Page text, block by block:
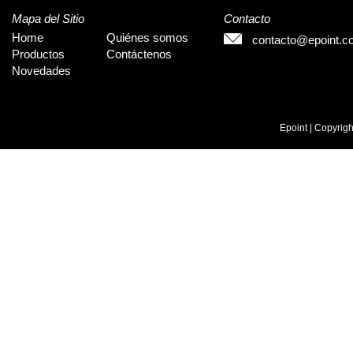
Mapa del Sitio
Home
Productos
Novedades
Quiénes somos
Contáctenos
Contacto
Epoint |